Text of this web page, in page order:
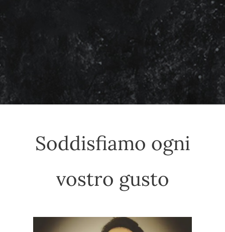
Soddisfiamo ogni
vostro gusto